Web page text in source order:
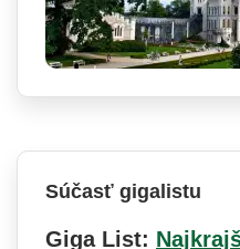
Súčasť gigalistu
Giga List: